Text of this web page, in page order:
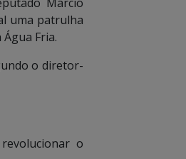
uma patrulha
Fria.
o diretor-
o